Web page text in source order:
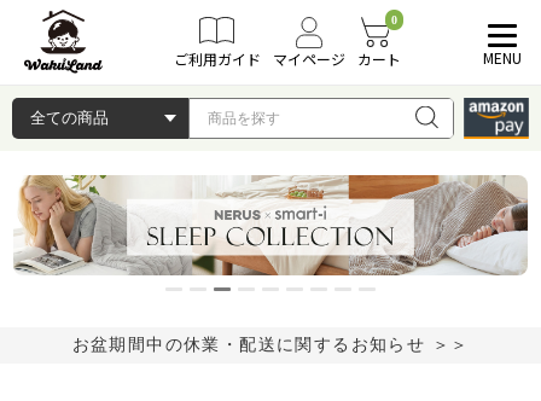
ご利用ガイド マイページ
0
カート MENU
お盆期間中の休業・配送に関するお知らせ ＞＞